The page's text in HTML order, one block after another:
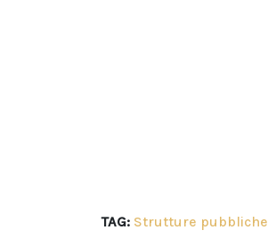
TAG: Strutture pubbliche